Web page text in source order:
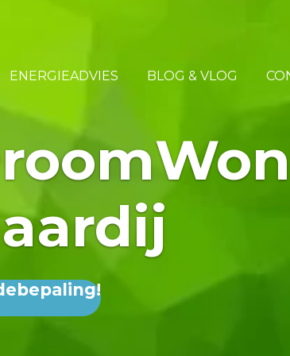
ENERGIEADVIES BLOG & VLOG